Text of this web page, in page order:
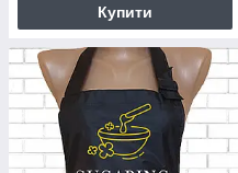
Купити